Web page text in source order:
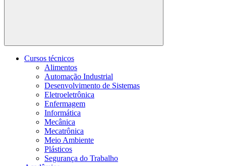
Buscar
Cursos técnicos
Alimentos
Automação Industrial
Desenvolvimento de Sistemas
Eletroeletrônica
Enfermagem
Informática
Mecânica
Mecatrônica
Meio Ambiente
Plásticos
Segurança do Trabalho